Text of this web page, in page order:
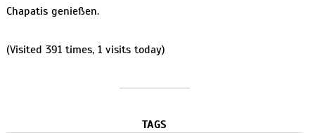
Chapatis genießen.
(Visited 391 times, 1 visits today)
TAGS